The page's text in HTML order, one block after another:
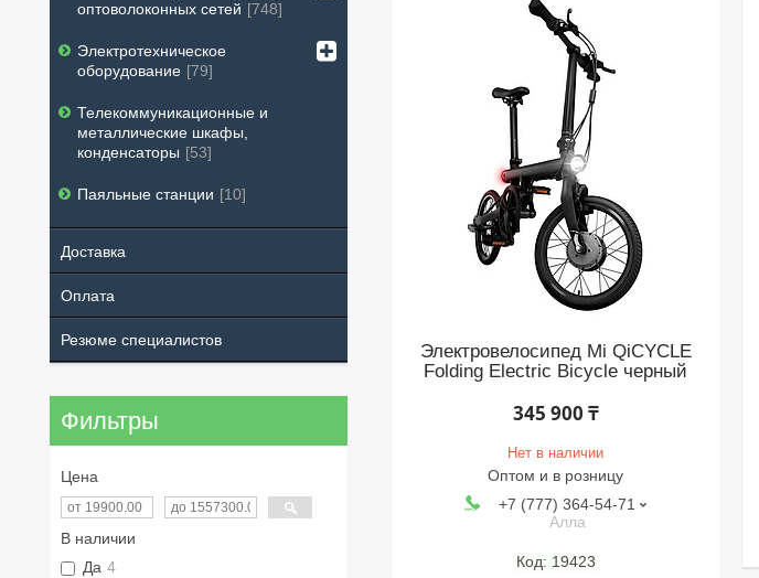
Электровелосипед Mi QiCYCLE
Folding Electric Bicycle черный
345 900 ₸
Нет в наличии
Оптом и в розницу
+7 (777) 364-54-71
Алла
19423
оптоволоконных сетей
748
Электротехническое
оборудование 79
Телекоммуникационные и
металлические шкафы,
конденсаторы
53
Паяльные станции 10
Доставка
Оплата
Резюме специалистов
Фильтры
Цена
В наличии
Да 4